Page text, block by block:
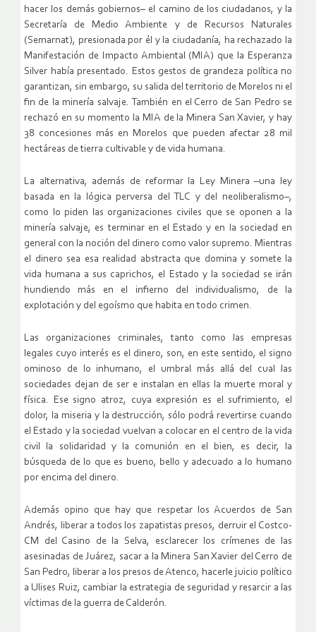
hacer los demás gobiernos– el camino de los ciudadanos, y la
Secretaría de Medio Ambiente y de Recursos Naturales
(Semarnat), presionada por él y la ciudadanía, ha rechazado la
Manifestación de Impacto Ambiental (MIA) que la Esperanza
Silver había presentado. Estos gestos de grandeza política no
garantizan, sin embargo, su salida del territorio de Morelos ni el
fin de la minería salvaje. También en el Cerro de San Pedro se
rechazó en su momento la MIA de la Minera San Xavier, y hay
38 concesiones más en Morelos que pueden afectar 28 mil
hectáreas de tierra cultivable y de vida humana.
La alternativa, además de reformar la Ley Minera –una ley
basada en la lógica perversa del TLC y del neoliberalismo–,
como lo piden las organizaciones civiles que se oponen a la
minería salvaje, es terminar en el Estado y en la sociedad en
general con la noción del dinero como valor supremo. Mientras
el dinero sea esa realidad abstracta que domina y somete la
vida humana a sus caprichos, el Estado y la sociedad se irán
hundiendo más en el infierno del individualismo, de la
explotación y del egoísmo que habita en todo crimen.
Las organizaciones criminales, tanto como las empresas
legales cuyo interés es el dinero, son, en este sentido, el signo
ominoso de lo inhumano, el umbral más allá del cual las
sociedades dejan de ser e instalan en ellas la muerte moral y
física. Ese signo atroz, cuya expresión es el sufrimiento, el
dolor, la miseria y la destrucción, sólo podrá revertirse cuando
el Estado y la sociedad vuelvan a colocar en el centro de la vida
civil la solidaridad y la comunión en el bien, es decir, la
búsqueda de lo que es bueno, bello y adecuado a lo humano
por encima del dinero.
Además opino que hay que respetar los Acuerdos de San
Andrés, liberar a todos los zapatistas presos, derruir el Costco-
CM del Casino de la Selva, esclarecer los crímenes de las
asesinadas de Juárez, sacar a la Minera San Xavier del Cerro de
San Pedro, liberar a los presos de Atenco, hacerle juicio político
a Ulises Ruiz, cambiar la estrategia de seguridad y resarcir a las
víctimas de la guerra de Calderón.